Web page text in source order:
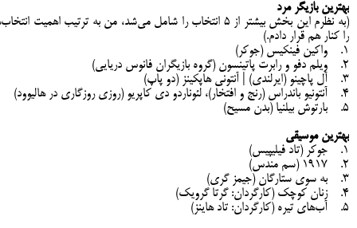
بهترین بازیگر مرد
(به نظرم این بخش بیشتر از 5 انتخاب را شامل می‌شد، من به ترتیب اهمیت
را کنار هم قرار دادم.)
1. واکین فینکیس (جوکر)
2. ویلم دفو و رابرت پاتینسون (گروه بازیگران فانوس دریایی)
3. آل پاچینو (ایرلندی) | آنتونی هاپکینز (دو پاپ)
4. آنتونیو باندراس (رنج و افتخار)، لئوناردو دی کاپریو (روزی روزگاری در هالیوود)
5. بارتوش بیلنیا (بدن مسیح)
بهترین موسیقی
1. جوکر (تاد فیلیپیس)
2. 1917 (سم مندس)
3. به سوی ستارگان (جیمز گری)
4. زنان کوچک (کارگردان: گرتا گرویک)
5. آب‌های تیره (کارگردان: تاد هاینز)